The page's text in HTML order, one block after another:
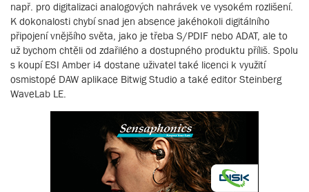
např. pro digitalizaci analogových nahrávek ve vysokém rozlišení.
K dokonalosti chybí snad jen absence jakéhokoli digitálního
připojení vnějšího světa, jako je třeba S/PDIF nebo ADAT, ale to
už bychom chtěli od zdařilého a dostupného produktu příliš. Spolu
s koupí ESI Amber i4 dostane uživatel také licenci k využití
osmistopé DAW aplikace Bitwig Studio a také editor Steinberg
WaveLab LE.